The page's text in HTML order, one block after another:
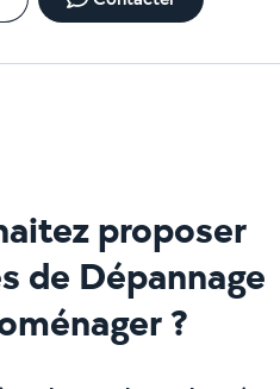
proposer
de Dépannage
?